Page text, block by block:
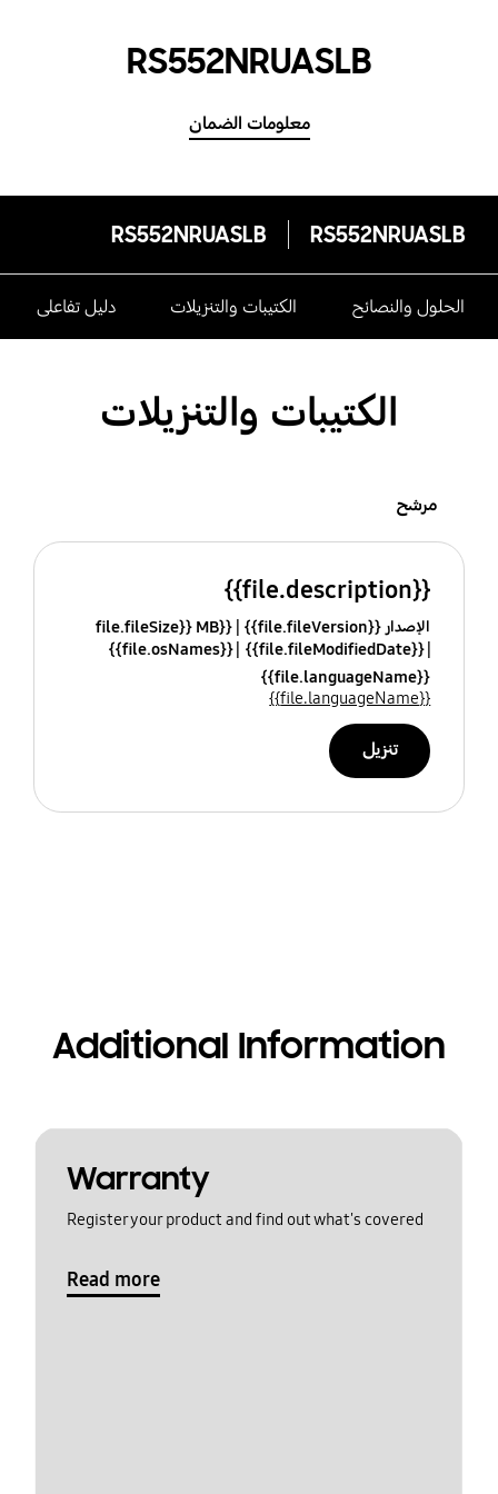
RS552NRUASLB
معلومات الضمان
RS552NRUASLB
RS552NRUASLB
الحلول والنصائح الكتيبات والتنزيلات دليل تفاعلى
الكتيبات والتنزيلات
مرشح
{{file.description}}
الإصدار {{file.fileVersion}}
{{file.fileSize}} MB
{{file.fileModifiedDate}}
{{file.osNames}}
{{file.languageName}}
{{file.languageName}}
تنزيل
Additional Information
Warranty
Register your product and find out what's covered
Read more